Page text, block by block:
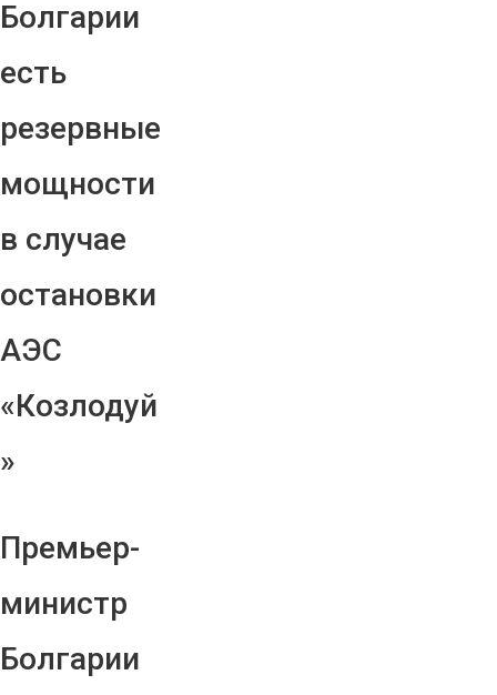
Болгарии
есть
резервные
мощности
в случае
остановки
АЭС
«Козлодуй
»
Премьер-
министр
Болгарии